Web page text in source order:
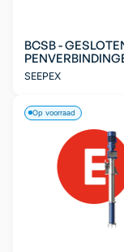
BCSB -
SEEPEX
Op voorraad